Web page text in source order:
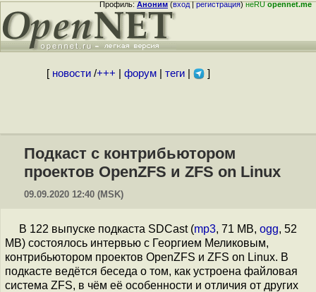
Профиль:Аноним(вход|регистрация)неRUopennet.me
[ новости/+++ форум| теги| ]
Подкаст с контрибьютором
проектов OpenZFS и ZFS on Linux
09.09.2020 12:40 (MSK)
В 122 выпуске подкаста SDCast (mp3, 71 MB, ogg, 52
MB) состоялось интервью с Георгием Меликовым,
контрибьютором проектов OpenZFS и ZFS on Linux. В
подкасте ведётся беседа о том, как устроена файловая
система ZFS, в чём её особенности и отличия от других